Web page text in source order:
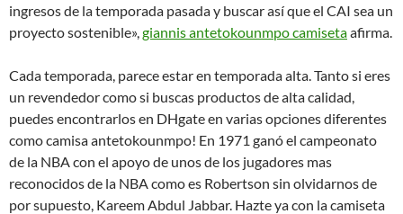
ingresos de la temporada pasada y buscar así que el CAI sea un
proyecto sostenible», giannis antetokounmpo camisetaafirma.
Cada temporada, parece estar en temporada alta. Tanto si eres
un revendedor como si buscas productos de alta calidad,
puedes encontrarlos en DHgate en varias opciones diferentes
como camisa antetokounmpo! En 1971 ganó el campeonato
de la NBA con el apoyo de unos de los jugadores mas
reconocidos de la NBA como es Robertson sin olvidarnos de
por supuesto, Kareem Abdul Jabbar. Hazte ya con la camiseta